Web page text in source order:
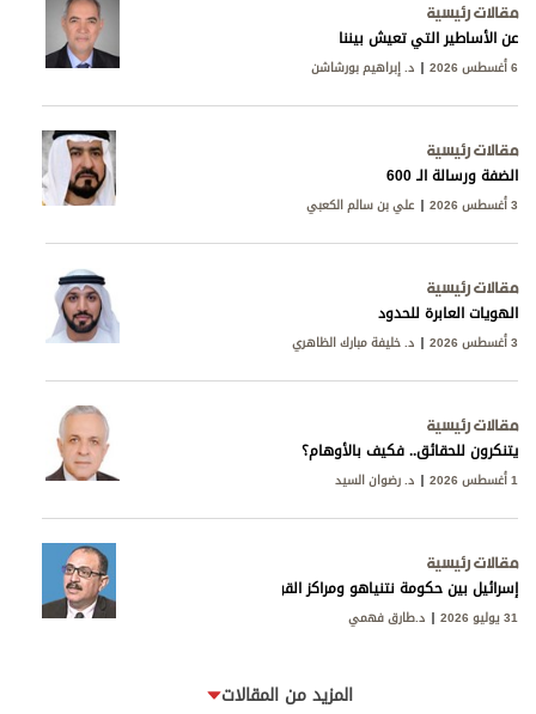
مقالات رئيسية
عن الأساطير التي تعيش بيننا
6 أغسطس 2026 د. إبراهيم بورشاشن
مقالات رئيسية
الضفة ورسالة الـ 600
3 أغسطس 2026 علي بن سالم الكعبي
مقالات رئيسية
الهويات العابرة للحدود
3 أغسطس 2026 د. خليفة مبارك الظاهري
مقالات رئيسية
يتنكرون للحقائق.. فكيف بالأوهام؟
1 أغسطس 2026 د. رضوان السيد
مقالات رئيسية
إسرائيل بين حكومة نتنياهو ومراكز القوى
31 يوليو 2026 د.طارق فهمي
المزيد من المقالات